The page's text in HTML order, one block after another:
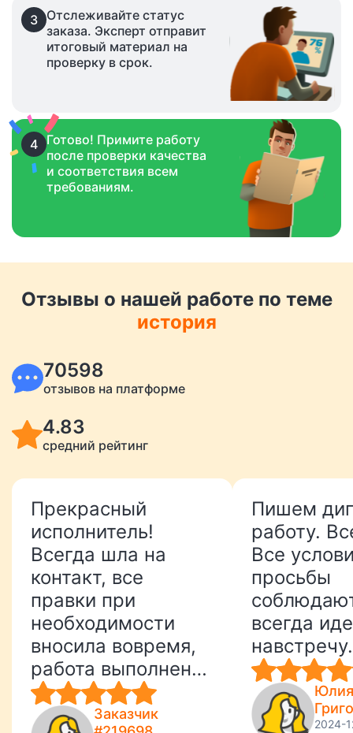
3 Отслеживайте статус
заказа. Эксперт отправит
итоговый материал на
проверку в срок.
4 Готово! Примите работу
после проверки качества
и соответствия всем
требованиям.
Отзывы о нашей работе по теме
история
70598
отзывов на платформе
4.83
средний рейтинг
Прекрасный
исполнитель!
Всегда шла на
контакт, все
правки при
необходимости
вносила вовремя,
работа выполнена
идеально и
полностью
Заказчик
Пишем
работу.
Все
просьбы
всегда
навстречу.
Юлия
2024-